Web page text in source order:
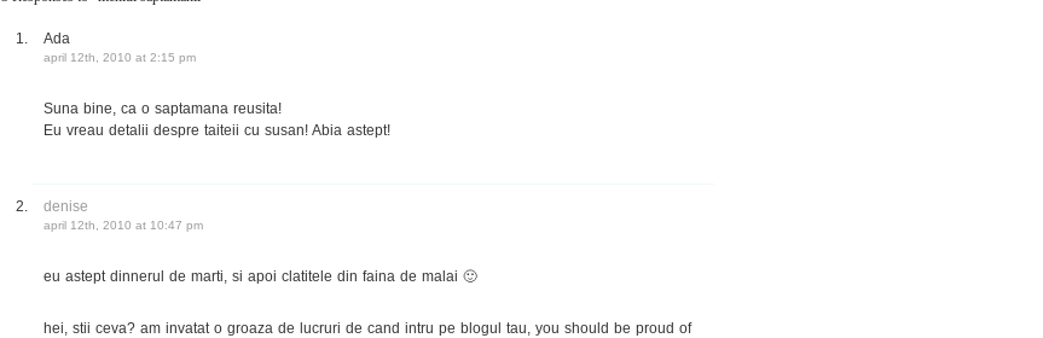
Ada
april 12th, 2010 at 2:15 pm
Suna bine, ca o saptamana reusita!
Eu vreau detalii despre taiteii cu susan! Abia astept!
denise
april 12th, 2010 at 10:47 pm
eu astept dinnerul de marti, si apoi clatitele din faina de malai 🙂
hei, stii ceva? am invatat o groaza de lucruri de cand intru pe blogul tau, you should be proud of